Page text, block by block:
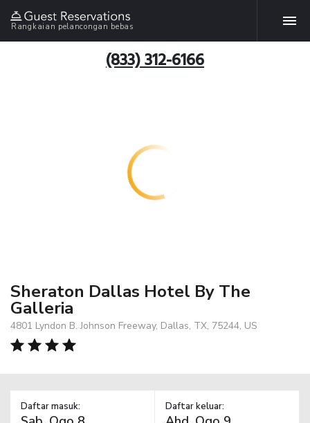
Rangkaian pelancongan bebas
(833) 312-6166
Sheraton Dallas Hotel By The
Galleria
4801 Lyndon B. Johnson Freeway, Dallas, TX, 75244, US
Daftar masuk: Daftar keluar: